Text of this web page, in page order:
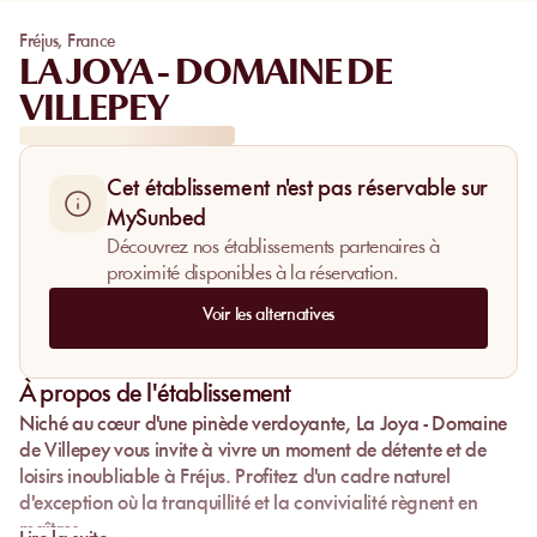
Fréjus, France
LA JOYA - DOMAINE DE
VILLEPEY
Cet établissement n'est pas réservable sur
MySunbed
Découvrez nos établissements partenaires à
proximité disponibles à la réservation.
Voir les alternatives
À propos de l'établissement
Niché au cœur d'une pinède verdoyante, La Joya - Domaine
de Villepeyvous invite à vivre un moment de détente et de
loisirs inoubliable à Fréjus. Profitez d'un cadre naturel
d'exception où la tranquillité et la convivialité règnent en
maîtres.